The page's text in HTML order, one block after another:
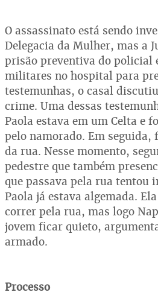
O assassinato está sendo
Delegacia da Mulher, mas a
prisão preventiva do policial
militares no hospital para
testemunhas, o casal
crime. Uma dessas
Paola estava em um Celta e
pelo namorado. Em seguida,
da rua. Nesse momento,
pedestre que também
que passava pela rua tentou
Paola já estava algemada.
correr pela rua, mas logo
jovem ficar quieto,
armado.
Processo